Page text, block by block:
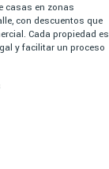
casas en zonas
con descuentos que
Cada propiedad es
y facilitar un proceso